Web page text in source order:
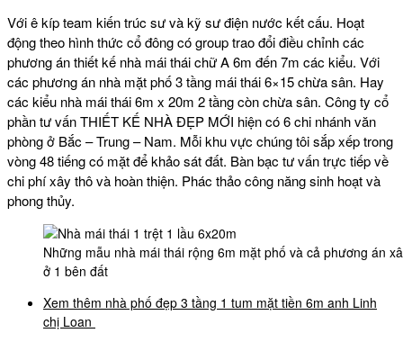
Với ê kíp team kiến trúc sư và kỹ sư điện nước kết cấu. Hoạt
động theo hình thức cổ đông có group trao đổi điều chỉnh các
phương án thiết kế nhà mái thái chữ A 6m đến 7m các kiểu. Với
các phương án nhà mặt phố 3 tầng mái thái 6×15 chừa sân. Hay
các kiểu nhà mái thái 6m x 20m 2 tầng còn chừa sân. Công ty cổ
phần tư vấn THIẾT KẾ NHÀ ĐẸP MỚI hiện có 6 chi nhánh văn
phòng ở Bắc – Trung – Nam. Mỗi khu vực chúng tôi sắp xếp trong
vòng 48 tiếng có mặt để khảo sát đất. Bàn bạc tư vấn trực tiếp về
chi phí xây thô và hoàn thiện. Phác thảo công năng sinh hoạt và
phong thủy.
Những mẫu nhà mái thái rộng 6m mặt phố và cả phương án
ở 1 bên đất
Xem thêm nhà phố đẹp 3 tầng 1 tum mặt tiền 6m anh Linh
chị Loan